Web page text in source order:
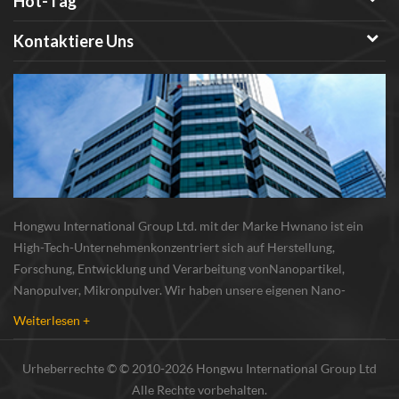
Kontaktiere Uns
Hongwu International Group Ltd. mit der Marke Hwnano ist ein
High-Tech-Unternehmenkonzentriert sich auf Herstellung,
Forschung, Entwicklung und Verarbeitung vonNanopartikel,
Nanopulver, Mikronpulver. Wir haben unsere eigenen Nano-
Weiterlesen +
Urheberrechte © © 2010-2026 Hongwu International Group Ltd
Alle Rechte vorbehalten.